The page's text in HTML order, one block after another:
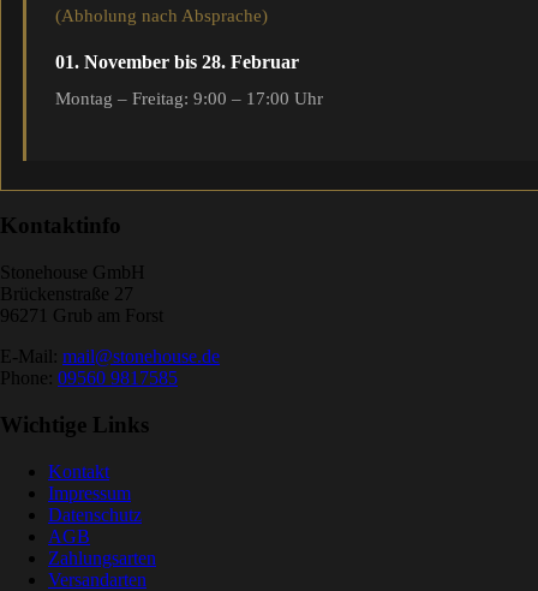
(Abholung nach Absprache)
01. November bis 28. Februar
Montag – Freitag: 9:00 – 17:00 Uhr
Kontaktinfo
Stonehouse GmbH
Brückenstraße 27
96271 Grub am Forst
E-Mail: mail@stonehouse.de
Phone: 09560 9817585
Wichtige Links
Kontakt
Impressum
Datenschutz
AGB
Zahlungsarten
Versandarten